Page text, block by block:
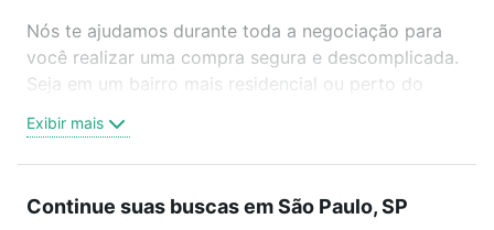
Nós te ajudamos durante toda a negociação para
você realizar uma compra segura e descomplicada.
Seja em um bairro mais residencial ou perto do
oferta ideal de Imóveis à venda em Pinheiros, São
Paulo, SP para conquistar seu sonho. Agende uma
compromisso e você ainda conta com mais de 46
Exibir mais
Continue suas buscas em São Paulo, SP